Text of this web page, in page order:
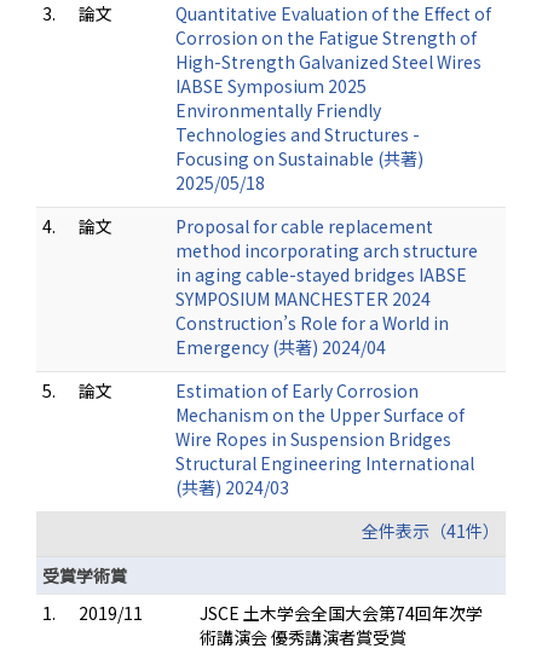
3.
論文
Quantitative Evaluation of the Effect of
Corrosion on the Fatigue Strength of
High-Strength Galvanized Steel Wires
IABSE Symposium 2025
Environmentally Friendly
Technologies and Structures -
Focusing on Sustainable (共著)
2025/05/18
4.
論文
Proposal for cable replacement
method incorporating arch structure
in aging cable-stayed bridges IABSE
SYMPOSIUM MANCHESTER 2024
Construction’s Role for a World in
Emergency (共著) 2024/04
5.
論文
Estimation of Early Corrosion
Mechanism on the Upper Surface of
Wire Ropes in Suspension Bridges
Structural Engineering International
(共著) 2024/03
全件表示（41件）
受賞学術賞
1.
2019/11
JSCE 土木学会全国大会第74回年次学
術講演会 優秀講演者賞受賞